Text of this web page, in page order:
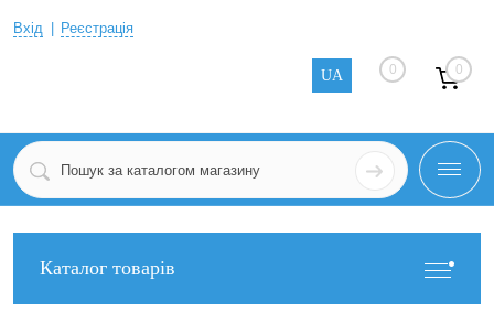
Вхід Реєстрація
UA 0 0
Каталог товарів